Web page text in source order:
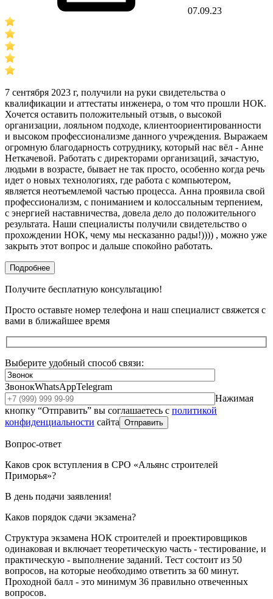
07.09.23
7 сентября 2023 г, получили на руки свидетельства о
квалификации и аттестаты инженера, о том что прошли НОК.
Хочется оставить положительный отзыв, о высокой
организации, лояльном подходе, клиентоориентированности
и высоком профессионализме данного учреждения. Выражаем
огромную благодарность сотруднику, который нас вёл - Анне
Неткачевой. Работать с директорами организаций, зачастую,
людьми в возрасте, бывает не так просто, особенно когда речь
идет о новых технологиях, где работа с компьютером,
является неотъемлемой частью процесса. Анна проявила свой
профессионализм, с пониманием и колоссальным терпением,
с энергией наставничества, довела дело до положительного
результата. Наши специалисты получили свидетельство о
прохождении НОК, чему мы несказанно рады!)))) , можно уже
закрыть этот вопрос и дальше спокойно работать.
Подробнее
Получите бесплатную консультацию!
Просто оставьте номер телефона и наш специалист свяжется с
вами в ближайшее время
Выберите удобный способ связи:
ЗвонокWhatsAppTelegram
Нажимая
кнопку “Отправить” вы соглашаетесь с политикой
конфиденциальности сайта Отправить
Вопрос-ответ
Каков срок вступления в СРО «Альянс строителей
Приморья»?
В день подачи заявления!
Каков порядок сдачи экзамена?
Структура экзамена НОК строителей и проектировщиков
одинаковая и включает теоретическую часть - тестирование, и
практическую - выполнение заданий. Тест состоит из 50
вопросов, на которые необходимо ответить за 60 минут.
Проходной балл - это минимум 36 правильно отвеченных
вопросов.